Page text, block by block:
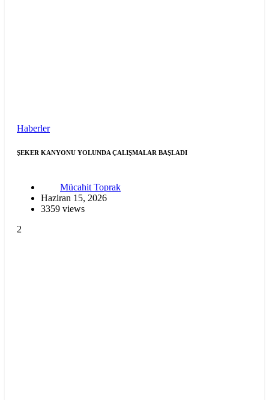
Haberler
ŞEKER KANYONU YOLUNDA ÇALIŞMALAR BAŞLADI
Mücahit Toprak
Haziran 15, 2026
3359 views
2